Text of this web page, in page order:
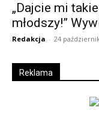
„Dajcie mi
młodszy!”
Redakcja - 24
Reklama